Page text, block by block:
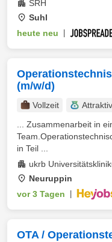
SRH
Suhl
heute neu
(m/w/d)
Vollzeit
... Zusammenarbeit in
in Teil ...
ukrb
Neuruppin
vor 3 Tagen
OTA /